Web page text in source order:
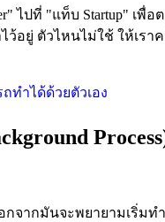
ไปที่ "แท็บ Startup" เพื่อ
ว้อยู่ ตัวไหนไม่ใช้ ให้เรา
กจากมันจะพยายามเริ่มท